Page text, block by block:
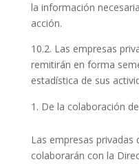
la información
acción.
10.2. Las empresas
remitirán en forma
estadística de sus
De la colaboración
Las empresas privadas
colaborarán con la